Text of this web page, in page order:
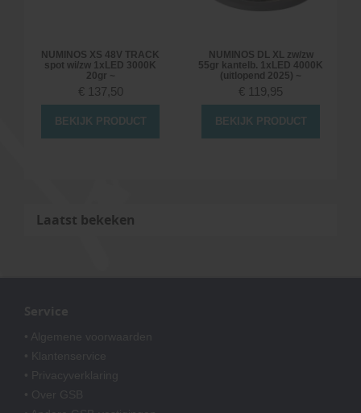
NUMINOS XS 48V TRACK
spot wi/zw 1xLED 3000K
20gr ~
€ 137,50
BEKIJK PRODUCT
NUMINOS DL XL zw/zw
55gr kantelb. 1xLED 4000K
(uitlopend 2025) ~
€ 119,95
BEKIJK PRODUCT
Laatst bekeken